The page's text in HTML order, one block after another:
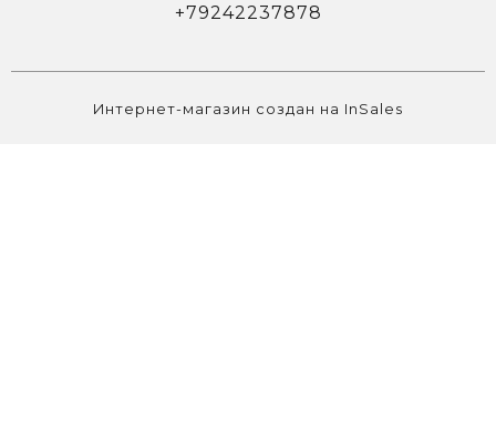
+79242237878
Интернет-магазин создан на InSales